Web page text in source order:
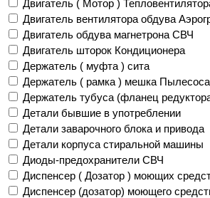
Двигатель ( Мотор )
Двигатель вентилятора обдува
Двигатель обдува магнетрона СВЧ
Двигатель шторок Кондиционера
Держатель ( муфта ) сита
Держатель ( рамка ) мешка Пылесоса
Держатель тубуса (фланец
Детали бывшие в употреблении
Детали заварочного блока и привода
Детали корпуса стиральной машины
Диоды-предохранители СВЧ
Диспенсер ( Дозатор ) моющих
Диспенсер (дозатор) моющего